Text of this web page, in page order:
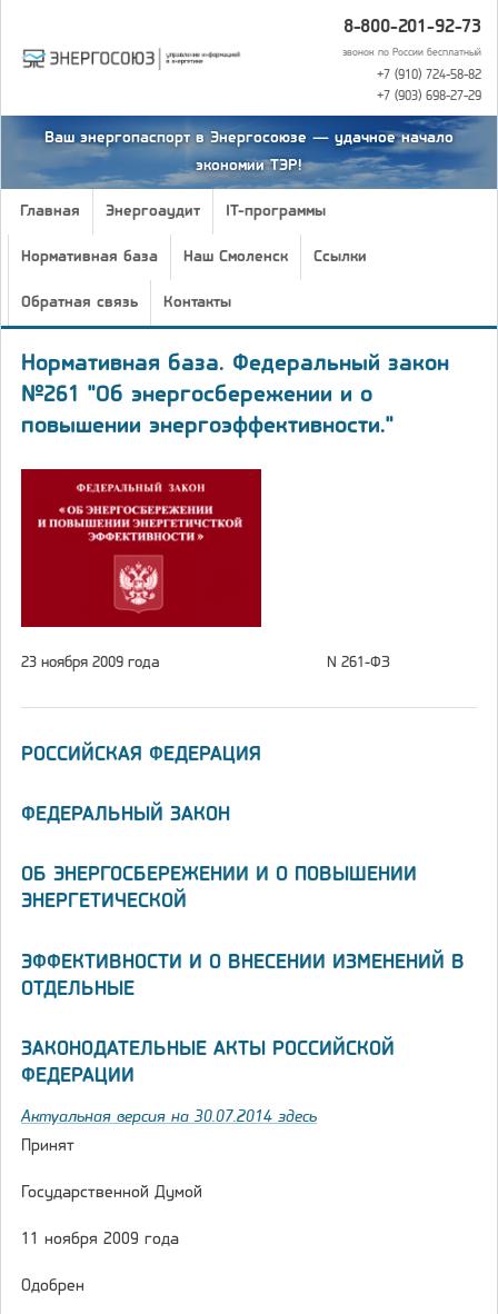
8-800-201-92-73
звонок по России бесплатный
+7 (910) 724-58-82
+7 (903) 698-27-29
Ваш энергопаспорт в Энергосоюзе — удачное начало
экономии ТЭР!
Главная Энергоаудит IT-программы
Нормативная база Наш Смоленск Ссылки
Обратная связь Контакты
Нормативная база. Федеральный закон
№261 "Об энергосбережении и о
повышении энергоэффективности."
23 ноября 2009 года N 261-ФЗ
РОССИЙСКАЯ ФЕДЕРАЦИЯ
ФЕДЕРАЛЬНЫЙ ЗАКОН
ОБ ЭНЕРГОСБЕРЕЖЕНИИ И О ПОВЫШЕНИИ
ЭНЕРГЕТИЧЕСКОЙ
ЭФФЕКТИВНОСТИ И О ВНЕСЕНИИ ИЗМЕНЕНИЙ В
ОТДЕЛЬНЫЕ
ЗАКОНОДАТЕЛЬНЫЕ АКТЫ РОССИЙСКОЙ
ФЕДЕРАЦИИ
Актуальная версия на 30.07.2014 здесь
Принят
Государственной Думой
11 ноября 2009 года
Одобрен